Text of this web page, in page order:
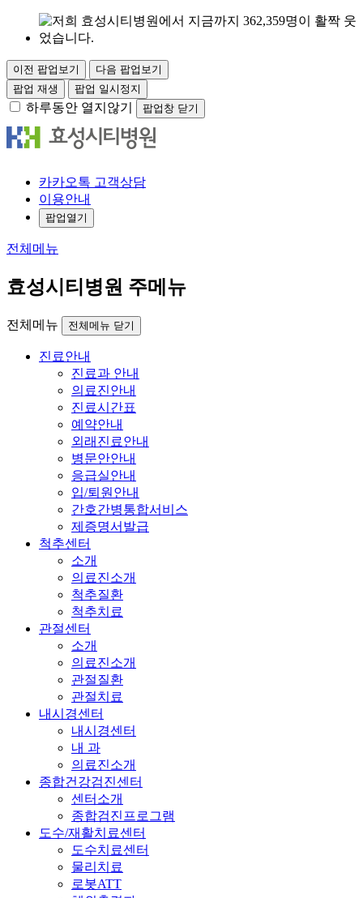
이전 팝업보기
다음 팝업보기
팝업 재생
팝업 일시정지
하루동안 열지않기 팝업창 닫기
카카오톡 고객상담
이용안내
팝업열기
전체메뉴
효성시티병원 주메뉴
전체메뉴 전체메뉴 닫기
진료안내
진료과 안내
의료진안내
진료시간표
예약안내
외래진료안내
병문안안내
응급실안내
입/퇴원안내
간호간병통합서비스
제증명서발급
척추센터
소개
의료진소개
척추질환
척추치료
관절센터
소개
의료진소개
관절질환
관절치료
내시경센터
내시경센터
내 과
의료진소개
종합건강검진센터
센터소개
종합검진프로그램
도수/재활치료센터
도수치료센터
물리치료
로봇ATT